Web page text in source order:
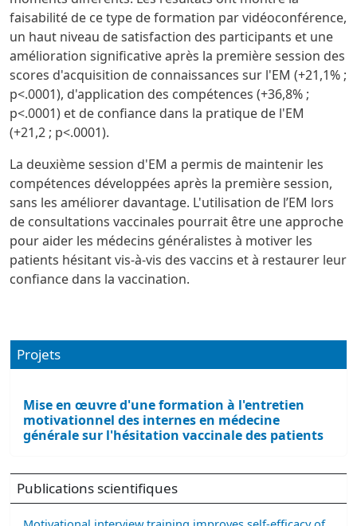
faisabilité de ce type de formation par vidéoconférence,
un haut niveau de satisfaction des participants et une
amélioration significative après la première session des
scores d'acquisition de connaissances sur l'EM (+21,1% ;
p<.0001), d'application des compétences (+36,8% ;
p<.0001) et de confiance dans la pratique de l'EM
(+21,2 ; p<.0001).
La deuxième session d'EM a permis de maintenir les
compétences développées après la première session,
sans les améliorer davantage. L'utilisation de l’EM lors
de consultations vaccinales pourrait être une approche
pour aider les médecins généralistes à motiver les
patients hésitant vis-à-vis des vaccins et à restaurer leur
confiance dans la vaccination.
Projets
Mise en œuvre d'une formation à l'entretien
motivationnel des internes en médecine
générale sur l'hésitation vaccinale des patients
Publications scientifiques